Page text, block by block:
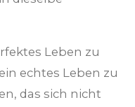
Leben zu
echtes Leben zu
das sich nicht